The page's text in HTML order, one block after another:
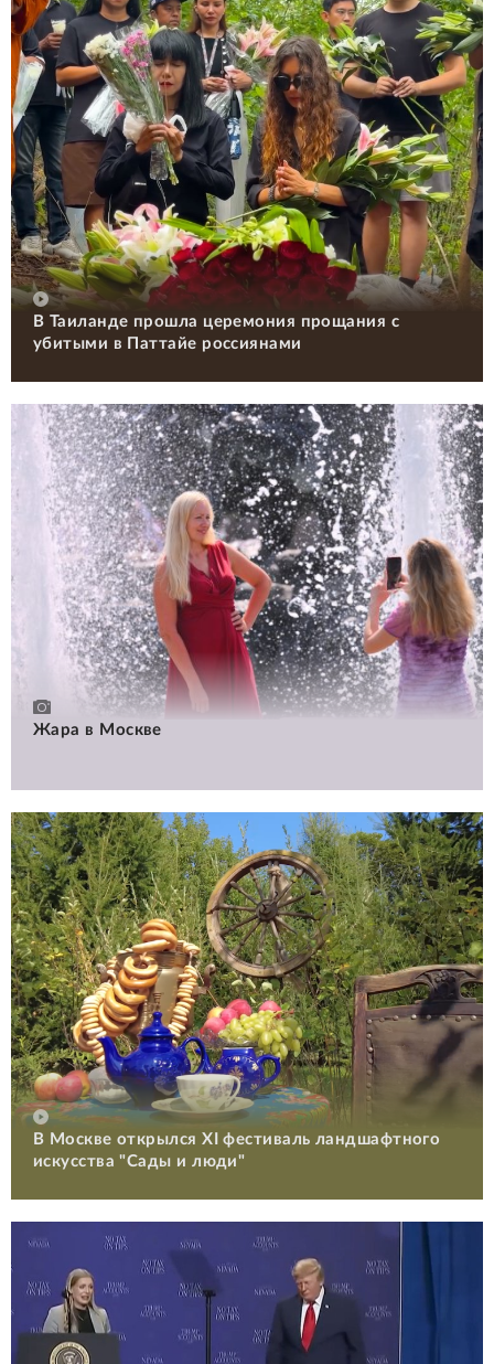
В Таиланде прошла церемония прощания с
убитыми в Паттайе россиянами
Жара в Москве
В Москве открылся XI фестиваль ландшафтного
искусства "Сады и люди"